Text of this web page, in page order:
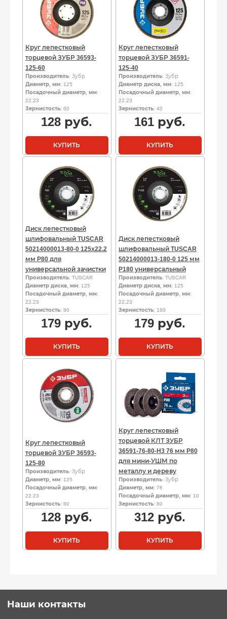
Круг лепестковый
торцевой ЗУБР 36593-
125-60
Производитель: Зубр
Диаметр, мм: 125
Посадочный диаметр, мм:
22.23
Зернистость: 60
128 руб.
КУПИТЬ
Круг лепестковый
торцевой ЗУБР 36591-
125-40
Производитель: Зубр
Диаметр диска, мм: 125
Посадочный диаметр, мм:
22.23
Зернистость: 40
161 руб.
КУПИТЬ
Диск лепестковый
шлифовальный TUSCAR
50214000013-80-0 125х22.2
мм P80 для
универсальной зачистки
Производитель: TUSCAR
Диаметр диска, мм: 125
Посадочный диаметр, мм:
22.23
Зернистость: 80
179 руб.
КУПИТЬ
Диск лепестковый
шлифовальный TUSCAR
50214000013-180-0 125 мм
P180 универсальный
Производитель: TUSCAR
Диаметр диска, мм: 125
Посадочный диаметр, мм:
22.23
Зернистость: 180
179 руб.
КУПИТЬ
Круг лепестковый
торцевой ЗУБР 36593-
125-80
Производитель: Зубр
Диаметр, мм: 125
Посадочный диаметр, мм:
22.23
Зернистость: 80
128 руб.
КУПИТЬ
Круг лепестковый
торцевой КЛТ ЗУБР
36591-76-80-H3 76 мм P80
для мини-УШМ по
металлу и дереву
Производитель: Зубр
Диаметр, мм: 76
Посадочный диаметр, мм: 10
Зернистость: 80
312 руб.
КУПИТЬ
Наши контакты